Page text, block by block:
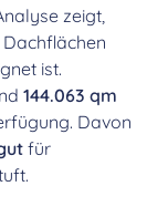
zeigt,
ist.
144.063 qm
Davon
für